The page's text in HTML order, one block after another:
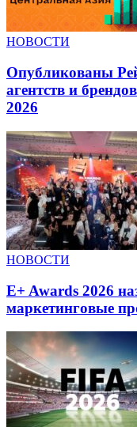
НОВОСТИ
Опубликованы
агентств и
2026
НОВОСТИ
E+ Awards 2026
маркетинговые